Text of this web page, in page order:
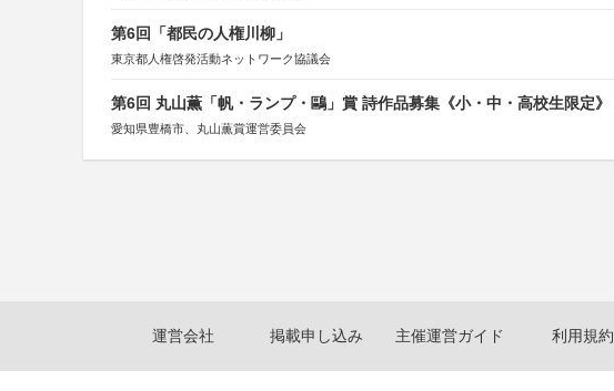
第6回「都民の人権川柳」
東京都人権啓発活動ネットワーク協議会
第6回 丸山薫「帆・ランプ・鷗」賞 詩作品募集《小・中・高校生限定》
愛知県豊橋市、丸山薫賞運営委員会
運営会社 掲載申し込み 主催運営ガイド 利用規約